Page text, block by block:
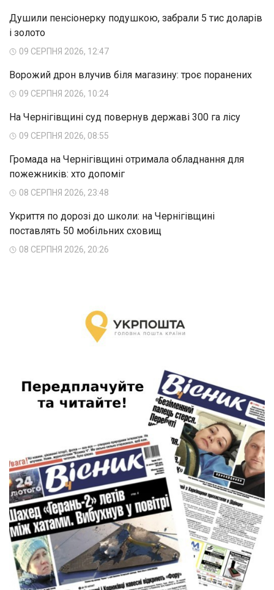
Душили пенсіонерку подушкою, забрали 5 тис доларів
і золото
09 СЕРПНЯ 2026, 12:47
Ворожий дрон влучив біля магазину: троє поранених
09 СЕРПНЯ 2026, 10:24
На Чернігівщині суд повернув державі 300 га лісу
09 СЕРПНЯ 2026, 08:55
Громада на Чернігівщині отримала обладнання для
пожежників: хто допоміг
08 СЕРПНЯ 2026, 23:48
Укриття по дорозі до школи: на Чернігівщині
поставлять 50 мобільних сховищ
08 СЕРПНЯ 2026, 20:26